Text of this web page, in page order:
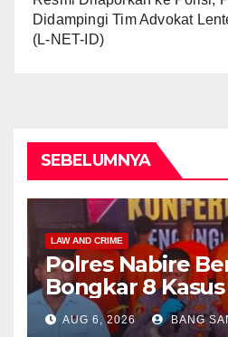
Didampingi Tim Advokat
(L-NET-ID)
SEBELUMNYA
LAW AND CRIME
Polres Nabire
Bongkar 8 Kasus
Pelaku
AUG 6, 2026 BANG